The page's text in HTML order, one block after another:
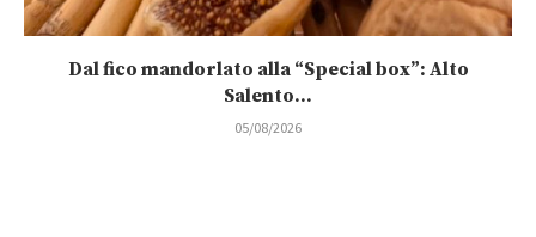
Dal fico mandorlato alla “Special box”: Alto
Salento...
05/08/2026